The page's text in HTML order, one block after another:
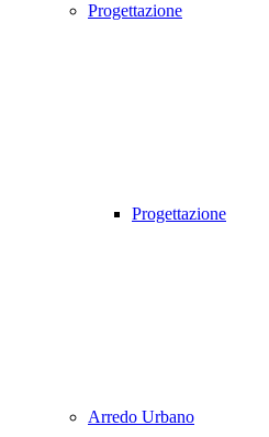
Progettazione
Progettazione
Arredo Urbano